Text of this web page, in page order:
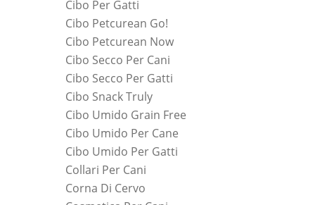
Cibo Per Gatti
Cibo Petcurean Go!
Cibo Petcurean Now
Cibo Secco Per Cani
Cibo Secco Per Gatti
Cibo Snack Truly
Cibo Umido Grain Free
Cibo Umido Per Cane
Cibo Umido Per Gatti
Collari Per Cani
Corna Di Cervo